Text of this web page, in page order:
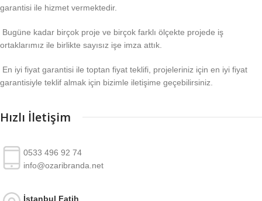
garantisi ile hizmet vermektedir.
Bugüne kadar birçok proje ve birçok farklı ölçekte projede iş
ortaklarımız ile birlikte sayısız işe imza attık.
En iyi fiyat garantisi ile toptan fiyat teklifi, projeleriniz için en iyi fiyat
garantisiyle teklif almak için bizimle iletişime geçebilirsiniz.
Hızlı İletişim
0533 496 92 74
info@ozaribranda.net
İstanbul Fatih